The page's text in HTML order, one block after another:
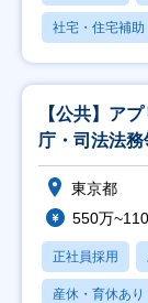
社宅・住宅補助
【公共】ア
庁・司法法
東京都
550万
正社員採用
産休・育休あり